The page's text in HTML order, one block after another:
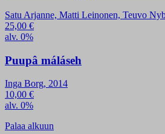
Satu Arjanne, Matti Leinonen, Teuvo
25,00 €
alv. 0%
Puupâ máláseh
Inga Borg, 2014
10,00 €
alv. 0%
Palaa alkuun